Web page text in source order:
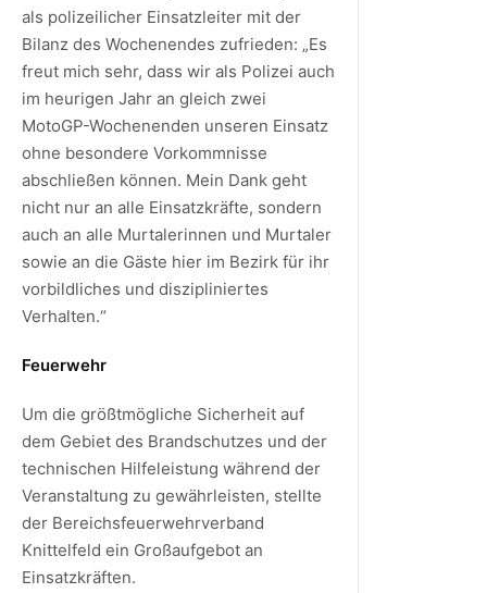
als polizeilicher Einsatzleiter mit der
Bilanz des Wochenendes zufrieden: „Es
freut mich sehr, dass wir als Polizei auch
im heurigen Jahr an gleich zwei
MotoGP-Wochenenden unseren Einsatz
ohne besondere Vorkommnisse
abschließen können. Mein Dank geht
nicht nur an alle Einsatzkräfte, sondern
auch an alle Murtalerinnen und Murtaler
sowie an die Gäste hier im Bezirk für ihr
vorbildliches und diszipliniertes
Verhalten.“
Feuerwehr
Um die größtmögliche Sicherheit auf
dem Gebiet des Brandschutzes und der
technischen Hilfeleistung während der
Veranstaltung zu gewährleisten, stellte
der Bereichsfeuerwehrverband
Knittelfeld ein Großaufgebot an
Einsatzkräften.